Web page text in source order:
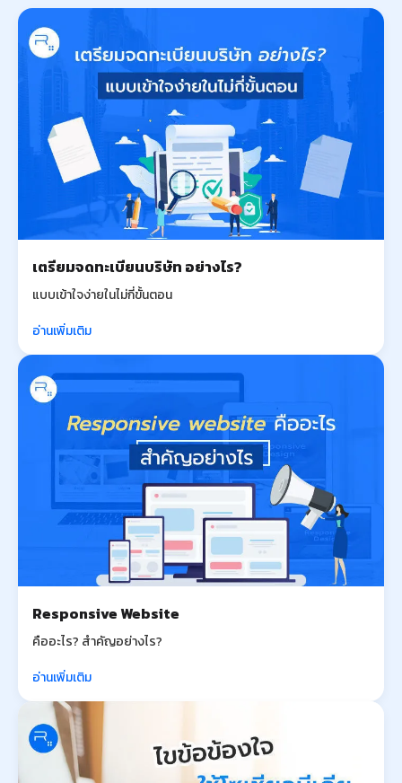
เตรียมจดทะเบียนบริษัท อย่างไร?
แบบเข้าใจง่ายในไม่กี่ขั้นตอน
อ่านเพิ่มเติม
Responsive Website
คืออะไร? สำคัญอย่างไร?
อ่านเพิ่มเติม